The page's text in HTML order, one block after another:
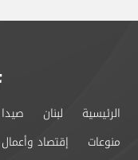
الرئيسية لبنان صيدا
منوعات
إقتصاد وأعمال